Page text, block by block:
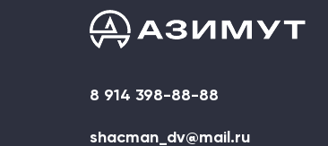
8 914 398-88-88
shacman_dv@mail.ru